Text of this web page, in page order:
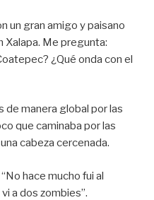
un gran amigo y paisano
Xalapa. Me pregunta:
¿Qué onda con el
de manera global por las
que caminaba por las
cabeza cercenada.
hace mucho fui al
a dos zombies”.